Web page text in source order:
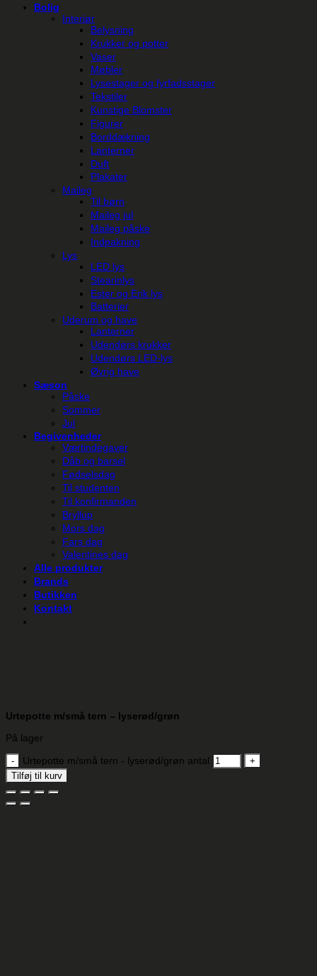
Bolig
Interiør
Belysning
Krukker og potter
Vaser
Møbler
Lysestager og fyrfadsstager
Tekstiler
Kunstige Blomster
Figurer
Borddækning
Lanterner
Duft
Plakater
Maileg
Til børn
Maileg jul
Maileg påske
Indpakning
Lys
LED lys
Stearinlys
Ester og Erik lys
Batterier
Uderum og have
Lanterner
Udendørs krukker
Udendørs LED-lys
Øvrig have
Sæson
Påske
Sommer
Jul
Begivenheder
Værtindegaver
Dåb og barsel
Fødselsdag
Til studenten
Til konfirmanden
Bryllup
Mors dag
Fars dag
Valentines dag
Alle produkter
Brands
Butikken
Kontakt
Urtepotte m/små tern – lyserød/grøn
På lager
Urtepotte m/små tern - lyserød/grøn antal
Tilføj til kurv